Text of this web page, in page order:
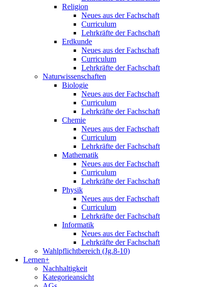
Religion
Neues aus der Fachschaft
Curriculum
Lehrkräfte der Fachschaft
Erdkunde
Neues aus der Fachschaft
Curriculum
Lehrkräfte der Fachschaft
Naturwissenschaften
Biologie
Neues aus der Fachschaft
Curriculum
Lehrkräfte der Fachschaft
Chemie
Neues aus der Fachschaft
Curriculum
Lehrkräfte der Fachschaft
Mathematik
Neues aus der Fachschaft
Curriculum
Lehrkräfte der Fachschaft
Physik
Neues aus der Fachschaft
Curriculum
Lehrkräfte der Fachschaft
Informatik
Neues aus der Fachschaft
Lehrkräfte der Fachschaft
Wahlpflichtbereich (Jg.8-10)
Lernen+
Nachhaltigkeit
Kategorieansicht